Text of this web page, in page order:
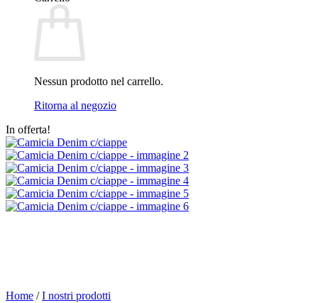
Nessun prodotto nel carrello.
Ritorna al negozio
In offerta!
Home / I nostri prodotti